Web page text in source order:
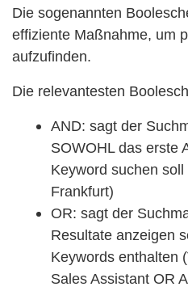
Die sogenannten
effiziente Maßnahme, um
aufzufinden.
Die relevantesten
AND: sagt der
SOWOHL das erste
Keyword suchen
Frankfurt)
OR: sagt der
Resultate anzeigen
Keywords enthalten
Sales Assistant OR